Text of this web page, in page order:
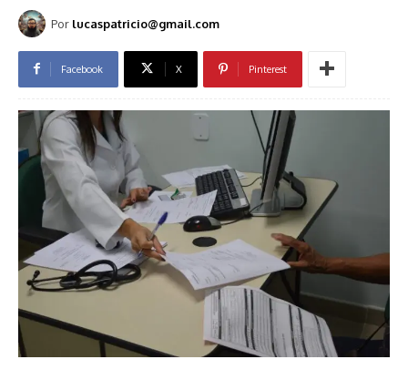
Por lucaspatricio@gmail.com
Facebook X Pinterest